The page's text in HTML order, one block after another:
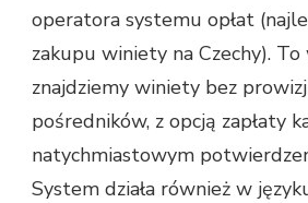
operatora systemu opłat
zakupu winiety na Czechy). To
znajdziemy winiety bez
pośredników, z opcją zapłaty
natychmiastowym
System działa również w